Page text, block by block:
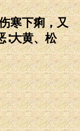
寒下痢，又
∶大黄、松